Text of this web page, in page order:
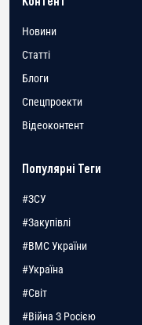
Новини
Статті
Блоги
Спецпроекти
Відеоконтент
Популярні Теги
#ЗСУ
#Закупівлі
#ВМС України
#Україна
#Світ
#Війна З Росією